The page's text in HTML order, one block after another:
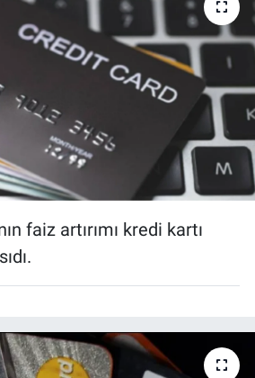
faiz artırımı kredi kartı